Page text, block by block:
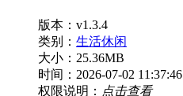
版本：v1.3.4
类别： 生活休闲
大小：25.36MB
时间：2026-07-02 11:37:46
权限说明： 点击查看